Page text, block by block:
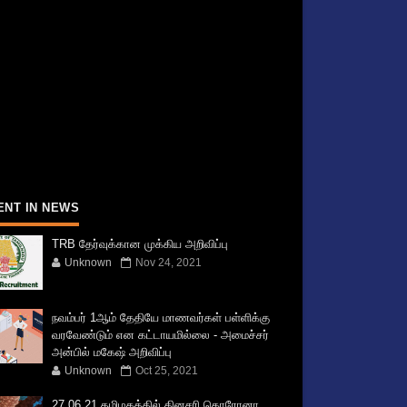
IN NEWS
TRB தேர்வுக்கான முக்கிய அறிவிப்பு
Unknown Nov 24, 2021
நவம்பர் 1ஆம் தேதியே மாணவர்கள் பள்ளிக்கு
வரவேண்டும் என கட்டாயமில்லை - அமைச்சர்
அன்பில் மகேஷ் அறிவிப்பு
Unknown Oct 25, 2021